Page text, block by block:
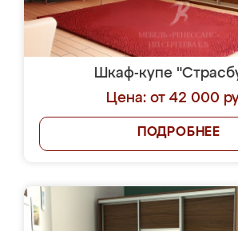
Шкаф-купе
Цена: от 42 000
ПОДРОБНЕЕ